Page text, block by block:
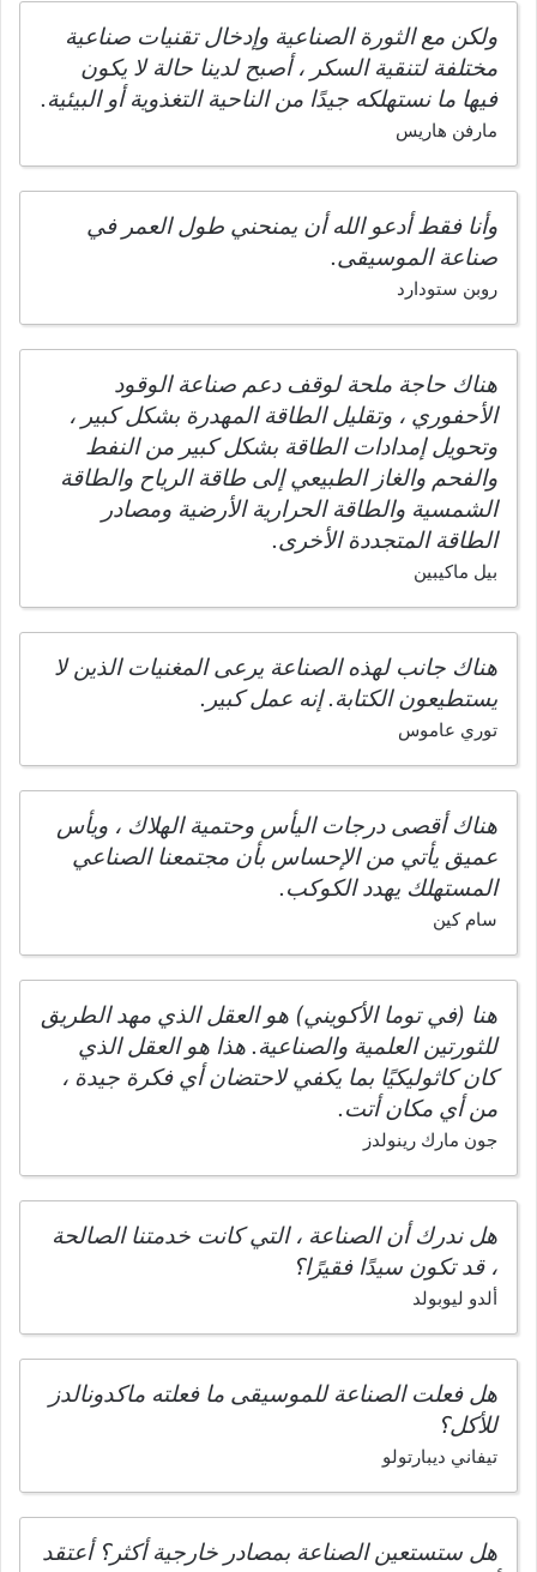
ولكن مع الثورة الصناعية وإدخال تقنيات صناعية
مختلفة لتنقية السكر ، أصبح لدينا حالة لا يكون
فيها ما نستهلكه جيدًا من الناحية التغذوية أو البيئية.
مارفن هاريس
وأنا فقط أدعو الله أن يمنحني طول العمر في
صناعة الموسيقى.
روبن ستودارد
هناك حاجة ملحة لوقف دعم صناعة الوقود
الأحفوري ، وتقليل الطاقة المهدرة بشكل كبير ،
وتحويل إمدادات الطاقة بشكل كبير من النفط
والفحم والغاز الطبيعي إلى طاقة الرياح والطاقة
الشمسية والطاقة الحرارية الأرضية ومصادر
الطاقة المتجددة الأخرى.
بيل ماكيبين
هناك جانب لهذه الصناعة يرعى المغنيات الذين لا
يستطيعون الكتابة. إنه عمل كبير.
توري عاموس
هناك أقصى درجات اليأس وحتمية الهلاك ، ويأس
عميق يأتي من الإحساس بأن مجتمعنا الصناعي
المستهلك يهدد الكوكب.
سام كين
هنا (في توما الأكويني) هو العقل الذي مهد الطريق
للثورتين العلمية والصناعية. هذا هو العقل الذي
كان كاثوليكيًا بما يكفي لاحتضان أي فكرة جيدة ،
من أي مكان أتت.
جون مارك رينولدز
هل ندرك أن الصناعة ، التي كانت خدمتنا الصالحة
، قد تكون سيدًا فقيرًا؟
ألدو ليوبولد
هل فعلت الصناعة للموسيقى ما فعلته ماكدونالدز
للأكل؟
تيفاني ديبارتولو
هل ستستعين الصناعة بمصادر خارجية أكثر؟ أعتقد